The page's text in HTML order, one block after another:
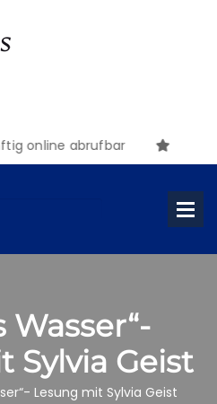
online abrufbar
Wasser“-
Sylvia Geist
Lesung mit Sylvia Geist